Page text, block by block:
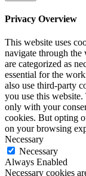
Privacy Overview
This website uses
navigate through the
are categorized as
essential for the
also use third-party
you use this
only with your
cookies. But opting
on your browsing
Necessary
Necessary
Always Enabled
Necessary cookies